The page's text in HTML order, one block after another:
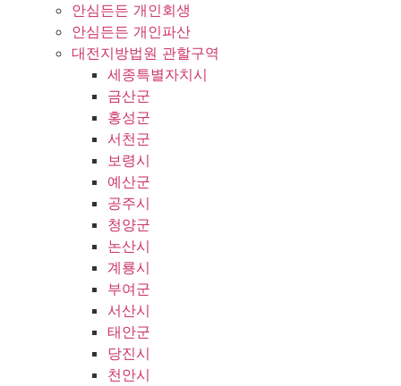
안심든든 개인회생
안심든든 개인파산
대전지방법원 관할구역
세종특별자치시
금산군
홍성군
서천군
보령시
예산군
공주시
청양군
논산시
계룡시
부여군
서산시
태안군
당진시
천안시